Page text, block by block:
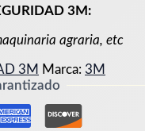
3M:
agraria, etc
3M Marca: 3M